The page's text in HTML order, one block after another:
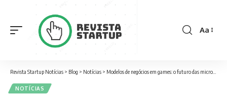
Font
Aa
Revista Startup Notícias > Blog > Notícias > Modelos de negócios em games: o futuro das microtransações, nfts e play-to-earn
NOTÍCIAS